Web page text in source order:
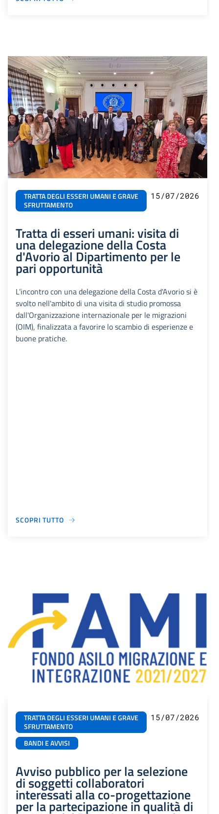
TRATTA DEGLI ESSERI UMANI E GRAVE
SFRUTTAMENTO
15/07/2026
Tratta di esseri umani: visita di
una delegazione della Costa
d'Avorio al Dipartimento per le
pari opportunità
L’incontro con una delegazione della Costa d'Avorio si è
svolto nell'ambito di una visita di studio promossa
dall'Organizzazione internazionale per le migrazioni
(OIM), finalizzata a favorire lo scambio di esperienze e
buone pratiche.
SCOPRI TUTTO
TRATTA DEGLI ESSERI UMANI E GRAVE
SFRUTTAMENTO
BANDI E AVVISI
15/07/2026
Avviso pubblico per la selezione
di soggetti collaboratori
interessati alla co-progettazione
per la partecipazione in qualità di